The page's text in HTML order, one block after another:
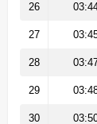
26
27
28
29
30